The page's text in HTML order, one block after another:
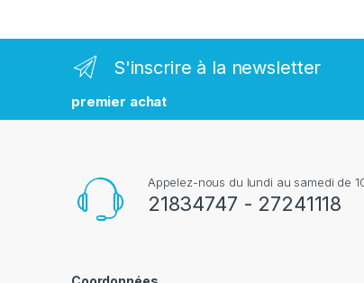
u
S'inscrire à la newsletter
premier achat
Appelez-nous du lundi au samedi de
21834747 - 27241118